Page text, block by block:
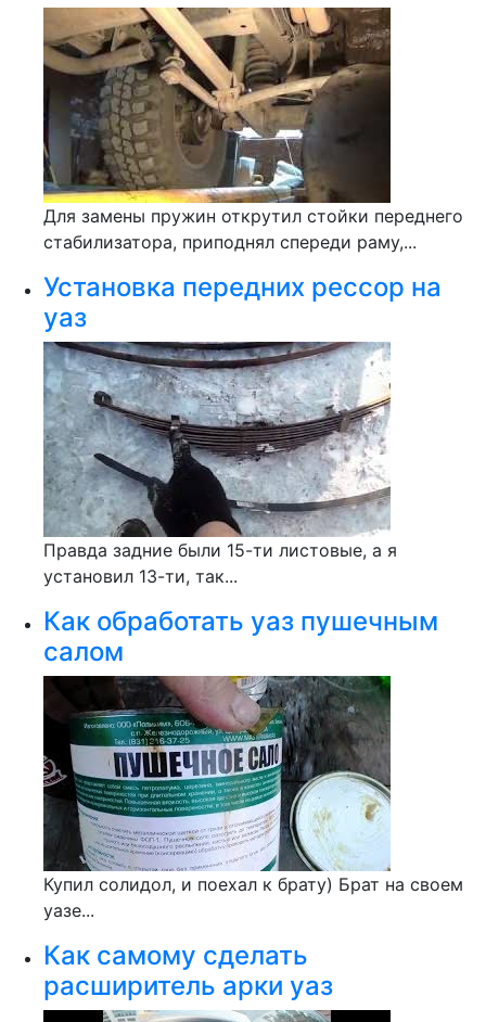
Для замены пружин открутил стойки переднего
стабилизатора, приподнял спереди раму,...
Установка передних рессор на
уаз
Правда задние были 15-ти листовые, а я
установил 13-ти, так...
Как обработать уаз пушечным
салом
Купил солидол, и поехал к брату) Брат на своем
уазе...
Как самому сделать
расширитель арки уаз